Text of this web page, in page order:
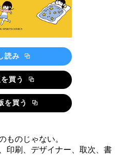
読み
買う
を買う
ものじゃない。
印刷、デザイナー、取次、書